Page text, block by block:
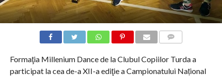
Formaţia Millenium Dance de la Clubul Copiilor Turda a
participat la cea de-a XII-a ediţie a Campionatului Național